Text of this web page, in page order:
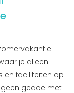
je alleen
en faciliteiten op
gedoe met